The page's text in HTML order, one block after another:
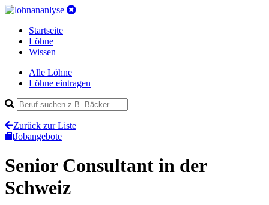
Startseite
Löhne
Wissen
Alle Löhne
Löhne eintragen
Zurück zur Liste
Jobangebote
Senior Consultant in der
Schweiz